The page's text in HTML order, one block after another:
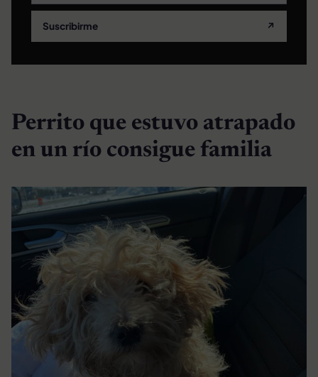
Suscribirme ↗
Perrito que estuvo atrapado
en un río consigue familia